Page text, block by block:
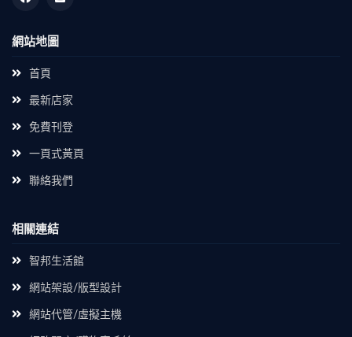
網站地圖
首頁
最新店家
免費刊登
一頁式黃頁
聯絡我們
相關連結
智邦生活館
網站架設/版型設計
網站代管/虛擬主機